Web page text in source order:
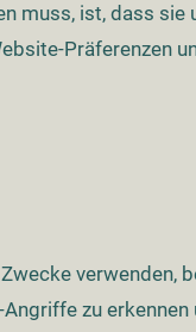
muss, ist, dass sie
Präferenzen
verwenden,
zu erkennen